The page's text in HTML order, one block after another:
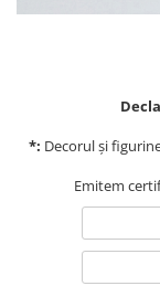
*: Decorul și
Emitem